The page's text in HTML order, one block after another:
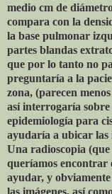
medio cm de
compara con la
la base pulmonar
partes blandas
que por lo tanto no
preguntaría a la
zona, (parecen
así interrogaría sobre
epidemiología para
ayudaría a ubicar las
Una radioscopia
queríamos encontrar
ayudar, y
las imágenes, así